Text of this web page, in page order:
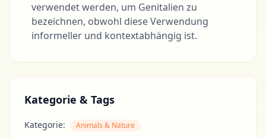
verwendet werden, um Genitalien zu
bezeichnen, obwohl diese Verwendung
informeller und kontextabhängig ist.
Kategorie & Tags
Kategorie: Animals & Nature